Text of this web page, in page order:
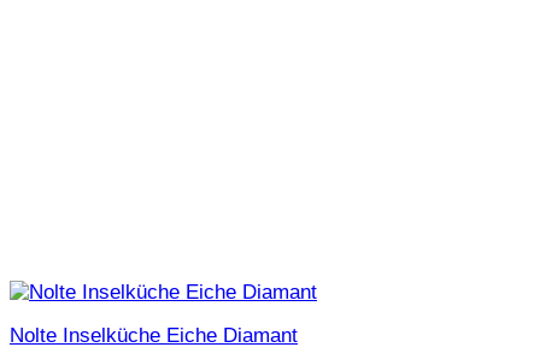
Nolte Inselküche Eiche Diamant